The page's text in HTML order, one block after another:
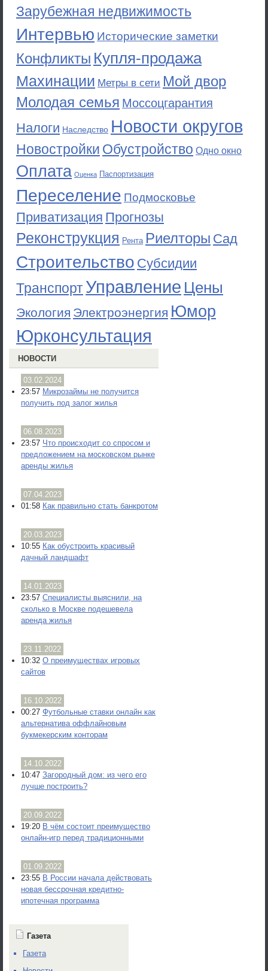
Зарубежная недвижимость
Интервью Исторические заметки
Конфликты Купля-продажа
Махинации Метры в сети Мой двор
Молодая семья Моссоцгарантия
Налоги Наследство Новости округов
Новостройки Обустройство Одно окно
Оплата Оценка Паспортизация
Переселение Подмосковье
Приватизация Прогнозы
Реконструкция Рента Риелторы Сад
Строительство Субсидии
ТранспортУправление Цены
Экология Электроэнергия Юмор
Юрконсультация
НОВОСТИ
03.02.2024
23:57 Микрозаймы не получится
получить под залог жилья
06.08.2023
23:57 Что происходит со спросом и
предложением на московском рынке
аренды жилья
07.04.2023
01:58 Как правильно стать банкротом
20.03.2023
10:55 Как обустроить красивый
дачный ландшафт
14.01.2023
23:57 Специалисты выяснили, на
сколько в Москве подешевела
аренда жилья
23.11.2022
10:32 О преимуществах игровых
сайтов
16.10.2022
00:27 Футбольные ставки онлайн как
альтернатива оффлайновым
букмекерским конторам
14.10.2022
10:47 Загородный дом: из чего его
лучше построить?
20.09.2022
19:20 В чём состоит преимущество
онлайн-игр перед традиционными
01.09.2022
23:55 В России начала действовать
новая бессрочная кредитно-
ипотечная программа
Газета
Газета